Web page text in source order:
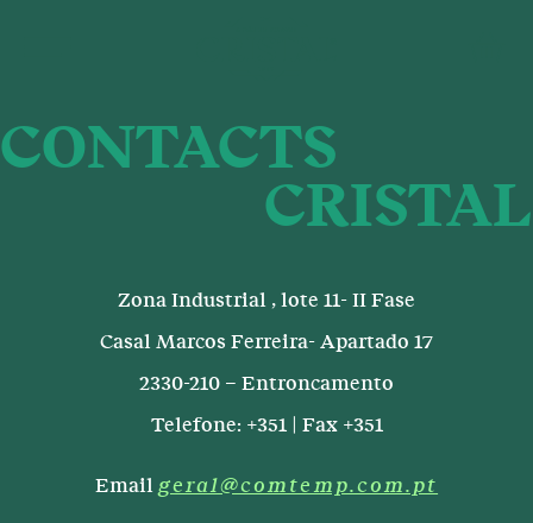
RECIPES
MOTHER OF VINEGAR
Contacts
Terms and Conditions
Privacy Policy COMTEMP
CONTACTS
CRISTAL
Zona Industrial , lote 11- II Fase
Casal Marcos Ferreira- Apartado 17
2330-210 – Entroncamento
Telefone: +351 Fax +351
Email geral@comtemp.com.pt